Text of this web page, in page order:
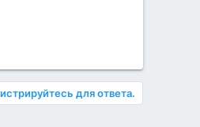
для ответа.